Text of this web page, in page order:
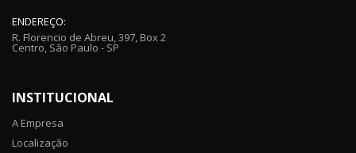
ENDEREÇO:
R. Florencio de Abreu, 397, Box 2
Centro, São Paulo - SP
INSTITUCIONAL
A Empresa
Localização